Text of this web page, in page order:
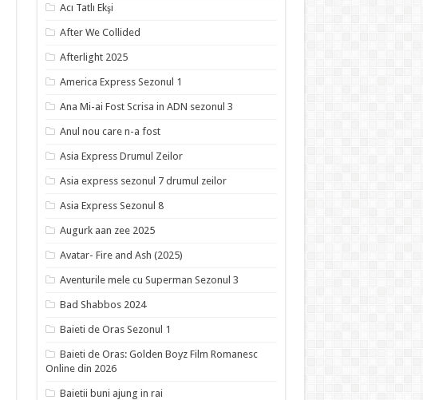
Acı Tatlı Ekşi
After We Collided
Afterlight 2025
America Express Sezonul 1
Ana Mi-ai Fost Scrisa in ADN sezonul 3
Anul nou care n-a fost
Asia Express Drumul Zeilor
Asia express sezonul 7 drumul zeilor
Asia Express Sezonul 8
Augurk aan zee 2025
Avatar- Fire and Ash (2025)
Aventurile mele cu Superman Sezonul 3
Bad Shabbos 2024
Baieti de Oras Sezonul 1
Baieti de Oras: Golden Boyz Film Romanesc
Online din 2026
Baietii buni ajung in rai